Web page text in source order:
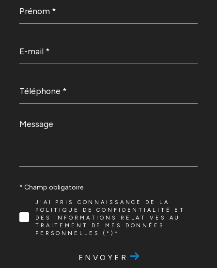
*
mail
*
*
Message
*
J'AI PRIS CONNAISSANCE DE LA
POLITIQUE DE CONFIDENTIALITÉ ET
DES INFORMATIONS RELATIVES AU
TRAITEMENT DE MES DONNÉES
PERSONNELLES (*)*
* Champ obligatoire
ENVOYER